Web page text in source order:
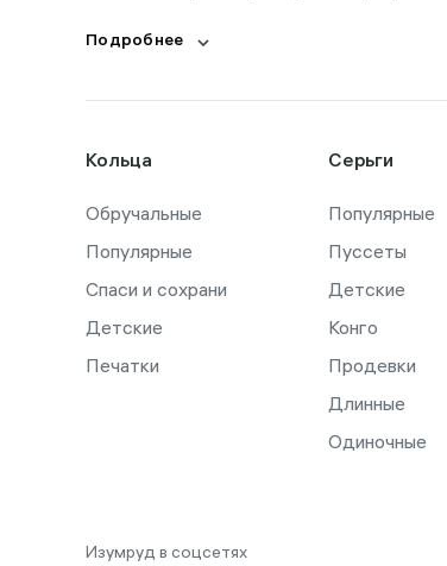
Подробнее
Кольца
Обручальные
Популярные
Спаси и сохрани
Детские
Печатки
Серьги
Популярные
Пуссеты
Детские
Конго
Продевки
Длинные
Одиночные